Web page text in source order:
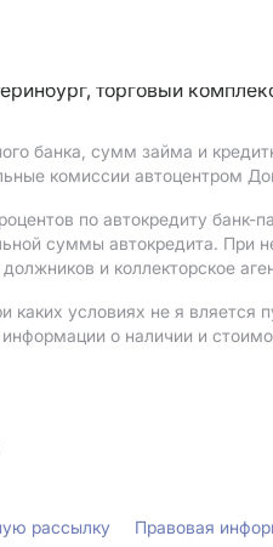
торговый
банка, сумм займа и
комиссии автоцентром
по автокредиту банк-
суммы автокредита. При
и коллекторское
условиях не я вляется
о наличии и
рассылку Правовая